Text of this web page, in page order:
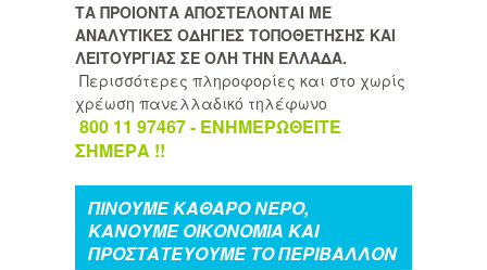
ΤΑ ΠΡΟΙΟΝΤΑ ΑΠΟΣΤΕΛΟΝΤΑΙ ΜΕ
ΑΝΑΛΥΤΙΚΕΣ ΟΔΗΓΙΕΣ ΤΟΠΟΘΕΤΗΣΗΣ ΚΑΙ
ΛΕΙΤΟΥΡΓΙΑΣ ΣΕ ΟΛΗ ΤΗΝ ΕΛΛΑΔΑ.
Περισσότερες πληροφορίες και στο χωρίς
χρέωση πανελλαδικό τηλέφωνο
800 11 97467 - ΕΝΗΜΕΡΩΘΕΙΤΕ
ΣΗΜΕΡΑ !!
ΠΙΝΟΥΜΕ ΚΑΘΑΡΟ ΝΕΡΟ,
ΚΑΝΟΥΜΕ ΟΙΚΟΝΟΜΙΑ ΚΑΙ
ΠΡΟΣΤΑΤΕΥΟΥΜΕ ΤΟ ΠΕΡΙΒΑΛΛΟΝ